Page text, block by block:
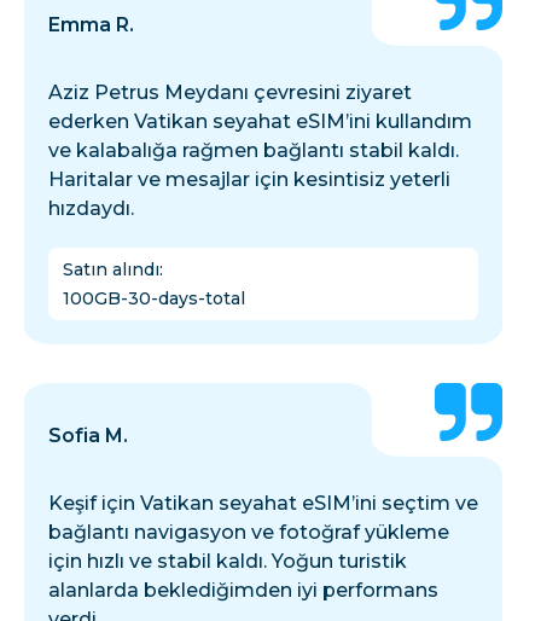
Emma R.
Aziz Petrus Meydanı çevresini ziyaret
ederken Vatikan seyahat eSIM’ini kullandım
ve kalabalığa rağmen bağlantı stabil kaldı.
Haritalar ve mesajlar için kesintisiz yeterli
hızdaydı.
Satın alındı:
100GB-30-days-total
Sofia M.
Keşif için Vatikan seyahat eSIM’ini seçtim ve
bağlantı navigasyon ve fotoğraf yükleme
için hızlı ve stabil kaldı. Yoğun turistik
alanlarda beklediğimden iyi performans